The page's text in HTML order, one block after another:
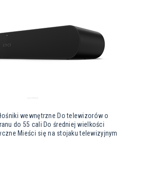
wewnętrzne Do telewizorów o
do 55 cali Do średniej wielkości
Mieści się na stojaku telewizyjnym